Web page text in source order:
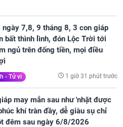
ngày 7,8, 9 tháng 8, 3 con giáp
bất thình lình, đón Lộc Trời tới
ngủ trên đống tiền, mọi điều
- Tử vi 1 giờ 31 phút trước
may mắn sau như 'nhặt được
khí tràn đầy, dễ giàu sụ chỉ
đêm sau ngày 6/8/2026